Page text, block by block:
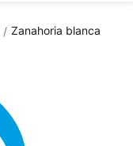
/ Zanahoria blanca